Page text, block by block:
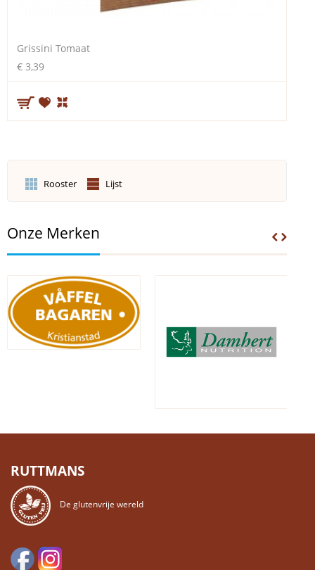
Grissini Tomaat
€ 3,39
Rooster Lijst
Onze Merken
RUTTMANS
De glutenvrije wereld